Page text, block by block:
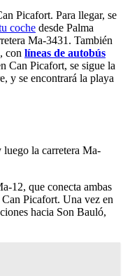
Picafort. Para llegar, se
coche desde Palma
Ma-3431. También
, con líneas de autobús
Can Picafort, se sigue la
y se encontrará la playa
la carretera Ma-
12, que conecta ambas
Picafort. Una vez en
hacia Son Bauló,